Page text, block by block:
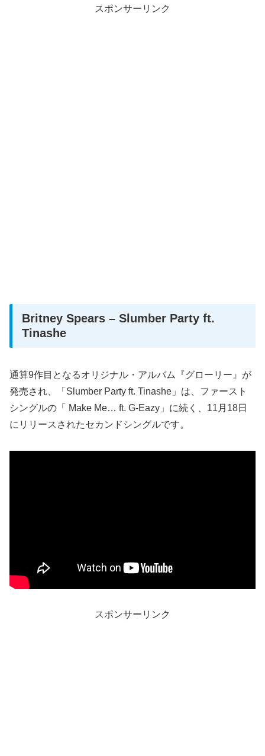
スポンサーリンク
Britney Spears – Slumber Party ft.
Tinashe
通算9作目となるオリジナル・アルバム『グローリー』が
発売され、「Slumber Party ft. Tinashe」は、ファースト
シングルの「 Make Me… ft. G-Eazy」に続く、11月18日
にリリースされたセカンドシングルです。
スポンサーリンク